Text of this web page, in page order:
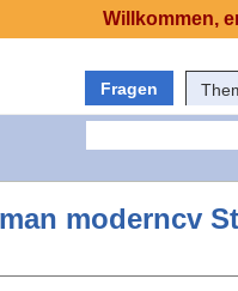
Fragen
moderncv
Willkommen,